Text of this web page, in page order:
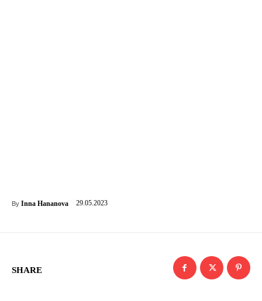
By Inna Hananova 29.05.2023
SHARE